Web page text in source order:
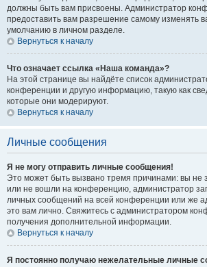
должны быть вам присвоены. Администратор
предоставить вам разрешение самому изменять
умолчанию в личном разделе.
Вернуться к началу
Что означает ссылка «Наша команда»?
На этой странице вы найдёте список
конференции и другую информацию, такую как
которые они модерируют.
Вернуться к началу
Личные сообщения
Я не могу отправить личные сообщения!
Это может быть вызвано тремя причинами: вы не
или не вошли на конференцию, администратор
личных сообщений на всей конференции или же
это вам лично. Свяжитесь с администратором
получения дополнительной информации.
Вернуться к началу
Я постоянно получаю нежелательные личные